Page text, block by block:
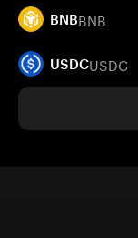
BNBBNB
USDCUSDC